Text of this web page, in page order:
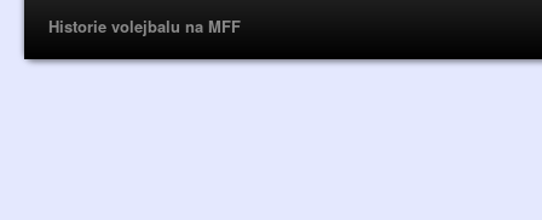
Historie volejbalu na MFF